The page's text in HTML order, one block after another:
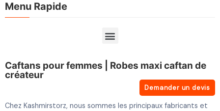
Menu Rapide
Caftans pour femmes | Robes maxi caftan de
créateur
Demander un devis
Chez Kashmirstorz, nous sommes les principaux fabricants et